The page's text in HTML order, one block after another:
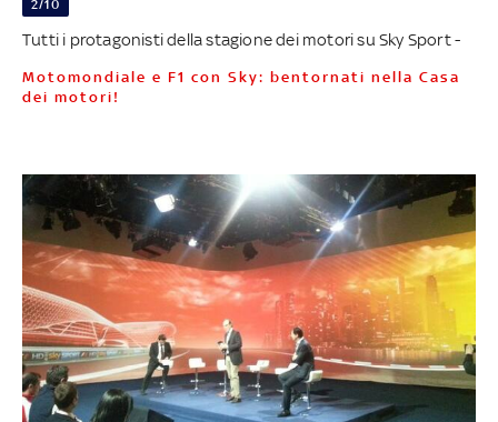
2/10
Tutti i protagonisti della stagione dei motori su Sky Sport -
Motomondiale e F1 con Sky: bentornati nella Casa
dei motori!